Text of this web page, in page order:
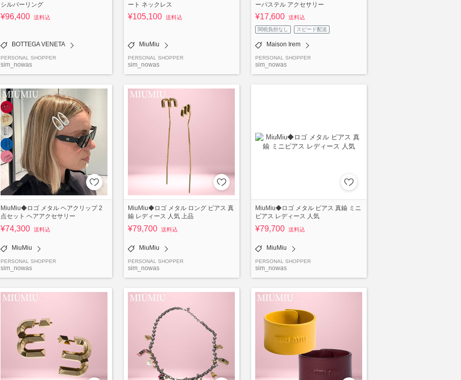
シルバーリング
¥96,400 送料込
BOTTEGA VENETA
PERSONAL SHOPPER
sim_nowas
ート ネックレス
¥105,100 送料込
MiuMiu
PERSONAL SHOPPER
sim_nowas
ーパステル アクセサリー
¥17,600 送料込
関税負担なし スピード配送
Maison Irem
PERSONAL SHOPPER
sim_nowas
MiuMiu◆ロゴ メタル ヘアクリップ 2
点セット ヘアアクセサリー
¥74,300 送料込
MiuMiu
PERSONAL SHOPPER
sim_nowas
MiuMiu◆ロゴ メタル ロング ピアス 真
鍮 レディース 人気 上品
¥79,700 送料込
MiuMiu
PERSONAL SHOPPER
sim_nowas
MiuMiu◆ロゴ メタル ピアス 真鍮 ミニ
ピアス レディース 人気
¥79,700 送料込
MiuMiu
PERSONAL SHOPPER
sim_nowas